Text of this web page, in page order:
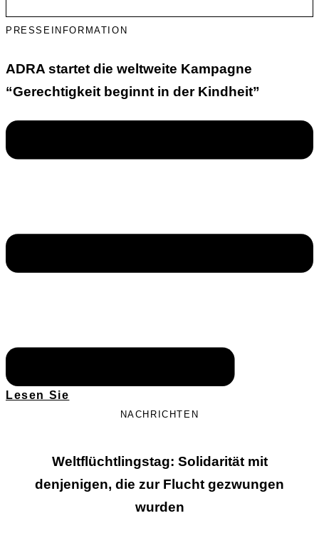
PRESSEINFORMATION
ADRA startet die weltweite Kampagne
“Gerechtigkeit beginnt in der Kindheit”
Lesen Sie
NACHRICHTEN
Weltflüchtlingstag: Solidarität mit
denjenigen, die zur Flucht gezwungen
wurden